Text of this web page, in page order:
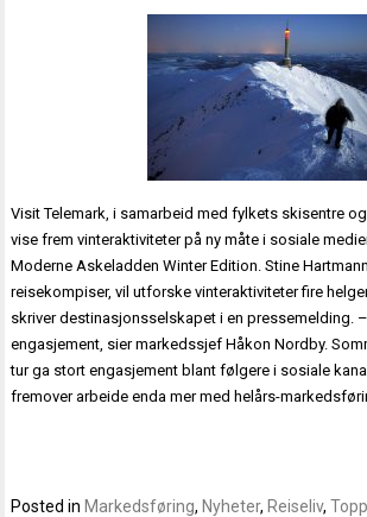
Visit Telemark, i samarbeid med fylkets skisentre
vise frem vinteraktiviteter på ny måte i sosiale
Moderne Askeladden Winter Edition. Stine
reisekompiser, vil utforske vinteraktiviteter fire
skriver destinasjonsselskapet i en pressemelding.
engasjement, sier markedssjef Håkon Nordby.
tur ga stort engasjement blant følgere i sosiale
fremover arbeide enda mer med helårs-
Posted in Markedsføring, Nyheter, Reiseliv,